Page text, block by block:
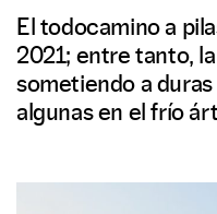
El todocamino a
2021; entre tanto,
sometiendo a
algunas en el frío